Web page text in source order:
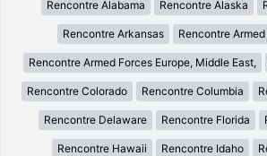
Rencontre Alabama Rencontre Alaska
Rencontre Arkansas Rencontre
Rencontre Armed Forces Europe, Middle East,
Rencontre Colorado Rencontre Columbia
Rencontre Delaware Rencontre Florida
Rencontre Hawaii Rencontre Idaho